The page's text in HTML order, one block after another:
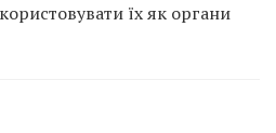
їх як органи